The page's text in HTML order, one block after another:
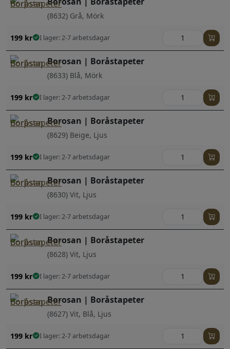
(8632) Grå, Mörk
199 kr I lager: 2-7 arbetsdagar
Borosan | Boråstapeter
(8633) Blå, Mörk
199 kr I lager: 2-7 arbetsdagar
Borosan | Boråstapeter
(8629) Beige, Ljus
199 kr I lager: 2-7 arbetsdagar
Borosan | Boråstapeter
(8630) Vit, Ljus
199 kr I lager: 2-7 arbetsdagar
Borosan | Boråstapeter
(8628) Vit, Ljus
199 kr I lager: 2-7 arbetsdagar
Borosan | Boråstapeter
(8627) Vit, Blå, Ljus
199 kr I lager: 2-7 arbetsdagar